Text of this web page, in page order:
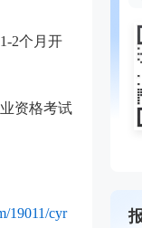
2个月开
资格考试
19011/cyr